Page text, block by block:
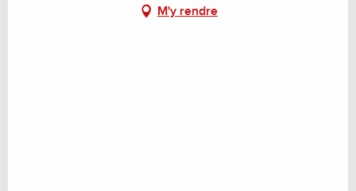
M'y rendre